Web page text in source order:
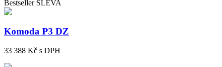
Bestseller SLEVA
Komoda P3 DZ
33 388 Kč s DPH